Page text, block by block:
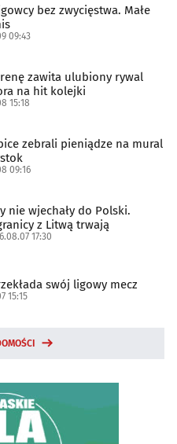
bez zwycięstwa. Małe
09:43
zawita ulubiony rywal
na hit kolejki
15:18
zebrali pieniądze na mural
09:16
nie wjechały do Polski.
z Litwą trwają
17:30
swój ligowy mecz
15:15